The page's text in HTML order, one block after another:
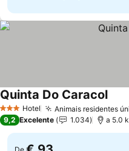
3 EstrelasHotel Animais residentes
Quinta Do Caracol
9,2 Excelente 1.034 a 5.0
De